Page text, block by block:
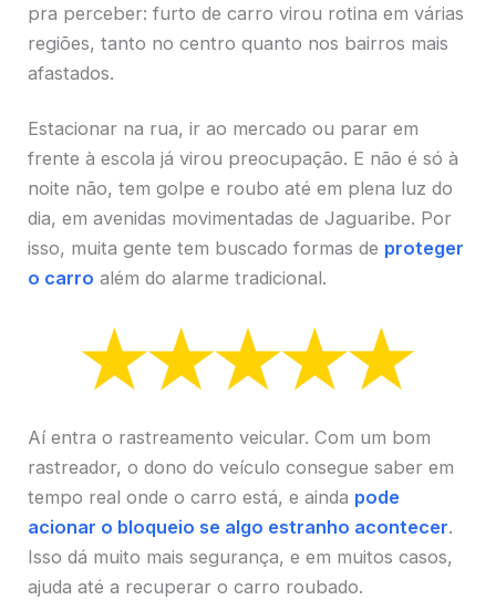
pra perceber: furto de carro virou rotina em várias
regiões, tanto no centro quanto nos bairros mais
afastados.
Estacionar na rua, ir ao mercado ou parar em
frente à escola já virou preocupação. E não é só à
noite não, tem golpe e roubo até em plena luz do
dia, em avenidas movimentadas de Jaguaribe. Por
isso, muita gente tem buscado formas de proteger
o carro além do alarme tradicional.
Aí entra o rastreamento veicular. Com um bom
rastreador, o dono do veículo consegue saber em
tempo real onde o carro está, e ainda pode
acionar o bloqueio se algo estranho acontecer.
Isso dá muito mais segurança, e em muitos casos,
ajuda até a recuperar o carro roubado.